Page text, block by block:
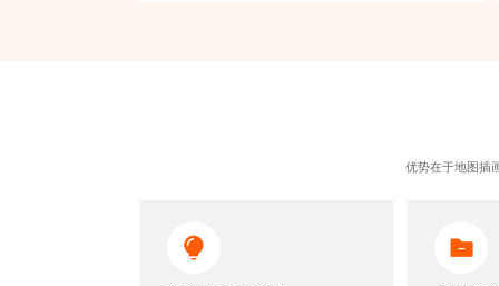
优势在于地图插